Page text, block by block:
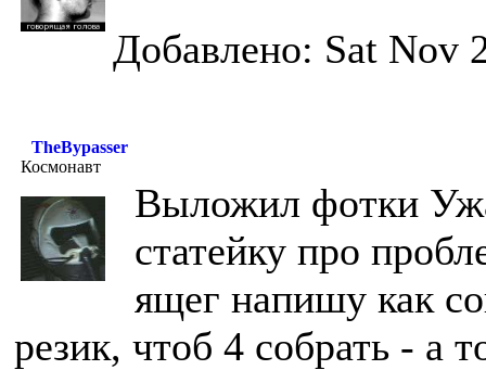
Добавлено: Sat Nov
TheBypasser
Космонавт
Выложил фотки
статейку про
ящег напишу как
резик, чтоб 4 собрать - а